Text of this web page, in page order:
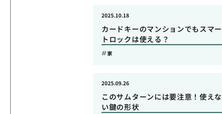
カードキーのマンションでもスマー
トロックは使える？
2025.10.18
家
このサムターンには要注意！使えな
い鍵の形状
2025.09.26